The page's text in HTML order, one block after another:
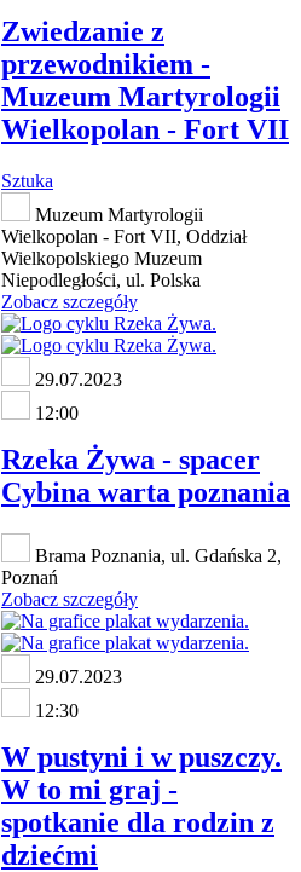
Zwiedzanie z
przewodnikiem -
Muzeum Martyrologii
Wielkopolan - Fort VII
Sztuka
Muzeum Martyrologii
Wielkopolan - Fort VII, Oddział
Wielkopolskiego Muzeum
Niepodległości, ul. Polska
Zobacz szczegóły
29.07.2023
12:00
Rzeka Żywa - spacer
Cybina warta poznania
Brama Poznania, ul. Gdańska 2,
Poznań
Zobacz szczegóły
29.07.2023
12:30
W pustyni i w puszczy.
W to mi graj -
spotkanie dla rodzin z
dziećmi